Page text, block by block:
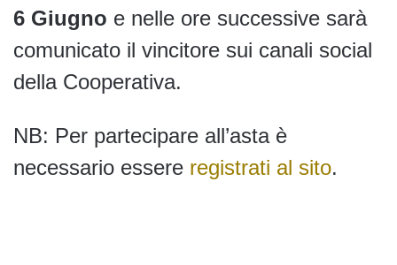
6 Giugno e nelle ore successive sarà
comunicato il vincitore sui canali social
della Cooperativa.
NB: Per partecipare all’asta è
necessario essere registrati al sito.